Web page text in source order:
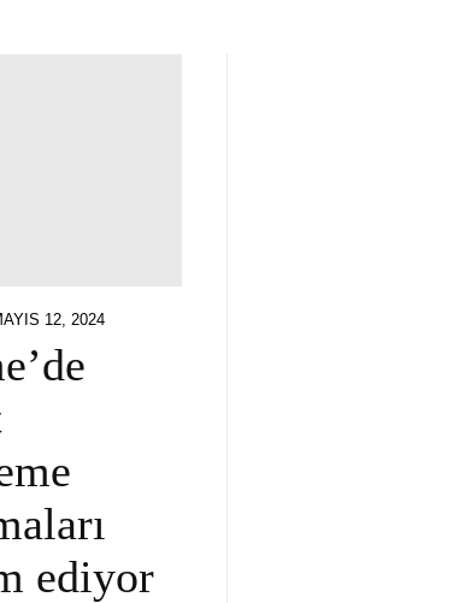
12, 2024
ediyor